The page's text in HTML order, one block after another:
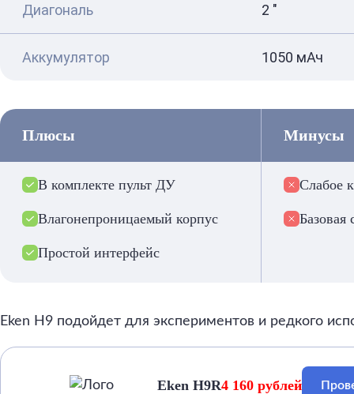
Диагональ 2 "
Аккумулятор 1050 мАч
Плюсы
В комплекте пульт ДУ
Влагонепроницаемый корпус
Простой интерфейс
Минусы
Слабое
Базовая
Eken H9 подойдет для экспериментов и редкого
Eken H9R4 160 рублей